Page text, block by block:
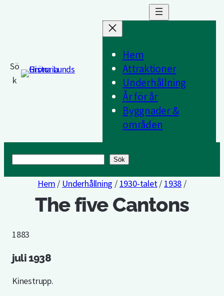
Sö
k
Hem
Attraktioner
Underhållning
År för år
Byggnader &
områden
Sök
Hem / Underhållning / 1930-talet/ 1938 /
The five Cantons
1883
juli 1938
Kinestrupp.